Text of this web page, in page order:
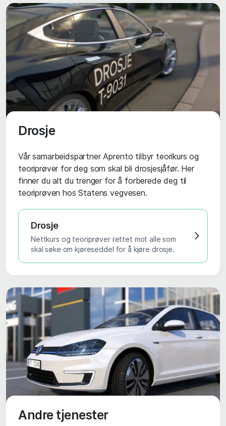
Drosje
Vår samarbeidspartner Aprento tilbyr teorikurs og
teoriprøver for deg som skal bli drosjesjåfør. Her
finner du alt du trenger for å forberede deg til
teoriprøven hos Statens vegvesen.
Drosje
Nettkurs og teoriprøver rettet mot alle som
skal søke om kjøreseddel for å kjøre drosje.
Andre tjenester